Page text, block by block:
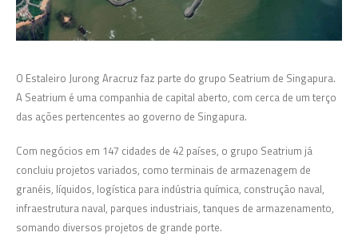
O Estaleiro Jurong Aracruz faz parte do grupo Seatrium de Singapura.
A Seatrium é uma companhia de capital aberto, com cerca de um terço
das ações pertencentes ao governo de Singapura.
Com negócios em 147 cidades de 42 países, o grupo Seatrium já
concluiu projetos variados, como terminais de armazenagem de
granéis, líquidos, logística para indústria química, construção naval,
infraestrutura naval, parques industriais, tanques de armazenamento,
somando diversos projetos de grande porte.